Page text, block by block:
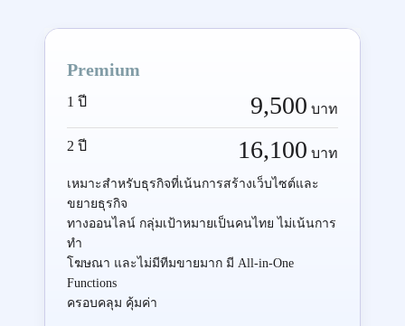
Premium
1 ปี 9,500 บาท
2 ปี 16,100 บาท
เหมาะสำหรับธุรกิจที่เน้นการสร้างเว็บไซต์และ
ขยายธุรกิจ
ทางออนไลน์ กลุ่มเป้าหมายเป็นคนไทย ไม่เน้นการ
ทำ
โฆษณา และไม่มีทีมขายมาก มี All-in-One
Functions
ครอบคลุม คุ้มค่า